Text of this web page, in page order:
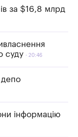
за $16,8 млрд
суду
20:46
депо
інформацію